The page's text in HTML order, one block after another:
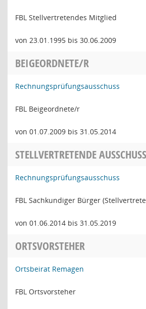
FBL Stellvertretendes Mitglied
von 23.01.1995 bis 30.06.2009
BEIGEORDNETE/R
Rechnungsprüfungsausschuss
FBL Beigeordnete/r
von 01.07.2009 bis 31.05.2014
STELLVERTRETENDE
Rechnungsprüfungsausschuss
FBL Sachkundiger Bürger
von 01.06.2014 bis 31.05.2019
ORTSVORSTEHER
Ortsbeirat Remagen
FBL Ortsvorsteher